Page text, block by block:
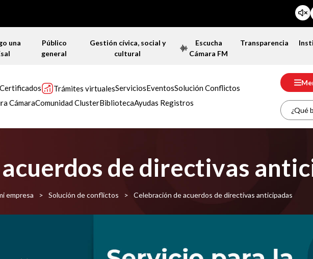
una
Público
general
Gestión cívica, social y
cultural
Escucha
Cámara FM
Transparencia
Certificados Trámites virtualesServiciosEventosSolución Conflictos
CámaraComunidad ClusterBibliotecaAyudas Registros
de directivas
empresa > Solución de conflictos > Celebración de acuerdos de directivas anticipadas